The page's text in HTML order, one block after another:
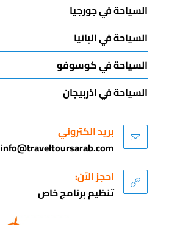
السياحة في جورجيا
السياحة في البانيا
السياحة في كوسوفو
السياحة في اذربيجان
بريد الكتروني
info@traveltoursarab.com
احجز الآن:
تنظيم برنامج خاص